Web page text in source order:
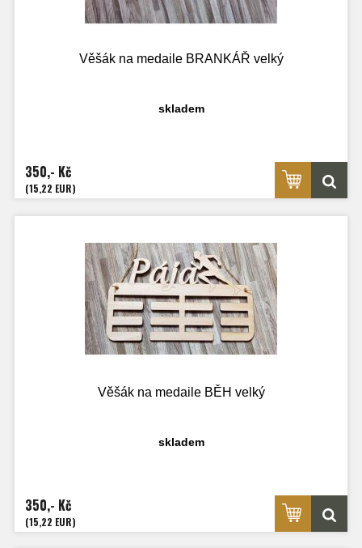
Věšák na medaile BRANKÁŘ velký
skladem
350,- Kč
(15,22 EUR)
Věšák na medaile BĚH velký
skladem
350,- Kč
(15,22 EUR)